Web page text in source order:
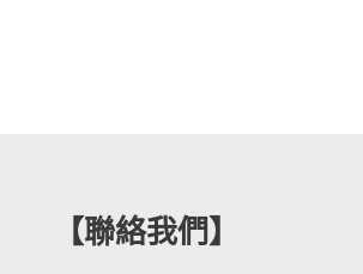
【聯絡我們】